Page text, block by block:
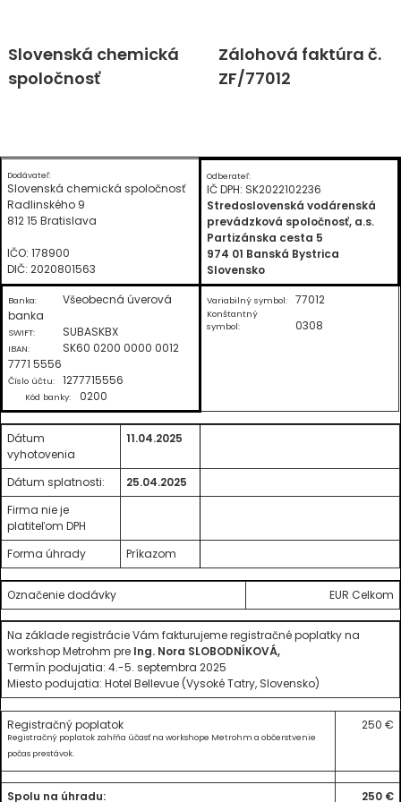
to
content
Slovenská chemická
spoločnosť
Zálohová faktúra č.
ZF/77012
Dodávateľ:
Slovenská chemická spoločnosť
Radlinského 9
812 15 Bratislava
IČO: 178900
DIČ: 2020801563
Odberateľ:
IČ DPH: SK2022102236
Stredoslovenská vodárenská
prevádzková spoločnosť, a.s.
Partizánska cesta 5
974 01 Banská Bystrica
Slovensko
Banka:
Všeobecná úverová
banka
SWIFT: SUBASKBX
IBAN:
SK60 0200 0000 0012
7771 5556
Číslo účtu: 1277715556
Kód banky: 0200
Variabilný symbol: 77012
Konštantný
symbol:
0308
Dátum
vyhotovenia
11.04.2025
Dátum splatnosti:
25.04.2025
Firma nie je
platiteľom DPH
Forma úhrady
Príkazom
Označenie dodávky EUR Celkom
Na základe registrácie Vám fakturujeme registračné poplatky na
workshop Metrohm pre Ing. Nora SLOBODNÍKOVÁ,
Termín podujatia: 4.-5. septembra 2025
Miesto podujatia: Hotel Bellevue (Vysoké Tatry, Slovensko)
Registračný poplatok
Registračný poplatok zahŕňa účasť na workshope Metrohm a občerstvenie
počas prestávok.
250 €
Spolu na úhradu: 250 €